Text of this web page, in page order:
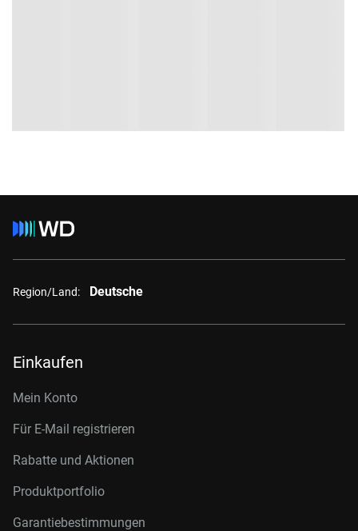
Region/Land: Deutsche
Einkaufen
Mein Konto
Für E-Mail registrieren
Rabatte und Aktionen
Produktportfolio
Garantiebestimmungen